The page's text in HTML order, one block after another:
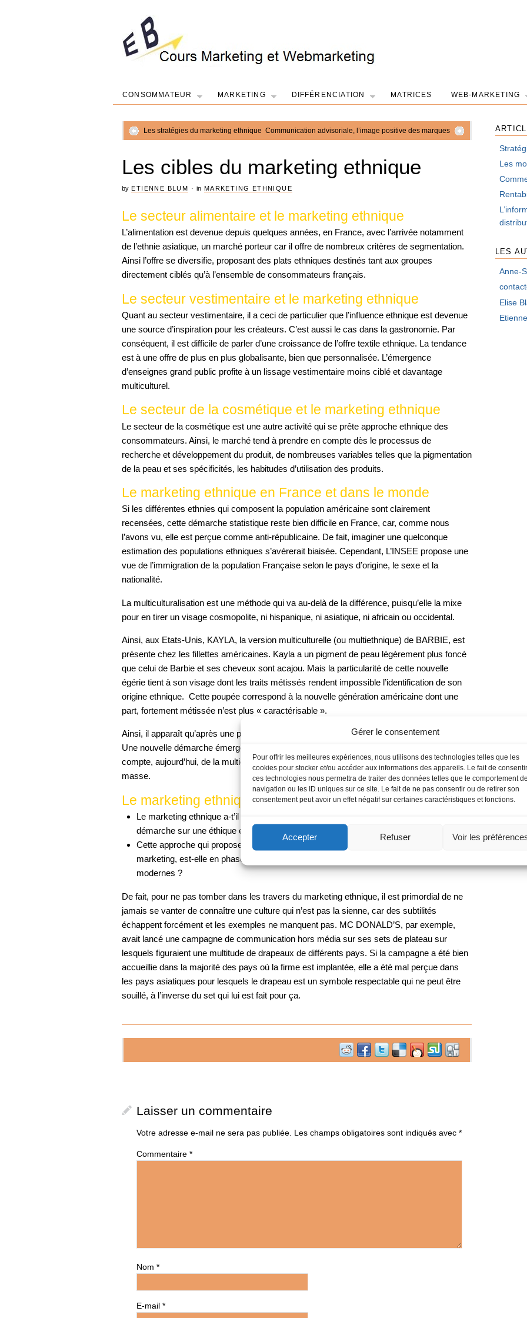
Gérer le consentement
Pour offrir les meilleures expériences, nous utilisons des technologies telles que les
cookies pour stocker et/ou accéder aux informations des appareils. Le fait de
ces technologies nous permettra de traiter des données telles que le comportement
navigation ou les ID uniques sur ce site. Le fait de ne pas consentir ou de retirer son
consentement peut avoir un effet négatif sur certaines caractéristiques et fonctions.
Accepter Refuser Voir les
CONSOMMATEUR MARKETING DIFFÉRENCIATION MATRICES WEB-MARKETING
Les stratégies du marketing ethnique Communication advisoriale, l’image positive des marques
Les cibles du marketing ethnique
by ETIENNE BLUM ·in MARKETING ETHNIQUE
Le secteur alimentaire et le marketing ethnique
L’alimentation est devenue depuis quelques années, en France, avec l’arrivée notamment
de l’ethnie asiatique, un marché porteur car il offre de nombreux critères de segmentation.
Ainsi l’offre se diversifie, proposant des plats ethniques destinés tant aux groupes
directement ciblés qu’à l’ensemble de consommateurs français.
Le secteur vestimentaire et le marketing ethnique
Quant au secteur vestimentaire, il a ceci de particulier que l’influence ethnique est devenue
une source d’inspiration pour les créateurs. C’est aussi le cas dans la gastronomie. Par
conséquent, il est difficile de parler d’une croissance de l’offre textile ethnique. La tendance
est à une offre de plus en plus globalisante, bien que personnalisée. L’émergence
d’enseignes grand public profite à un lissage vestimentaire moins ciblé et davantage
multiculturel.
Le secteur de la cosmétique et le marketing ethnique
Le secteur de la cosmétique est une autre activité qui se prête approche ethnique des
consommateurs. Ainsi, le marché tend à prendre en compte dès le processus de
recherche et développement du produit, de nombreuses variables telles que la pigmentation
de la peau et ses spécificités, les habitudes d’utilisation des produits.
Le marketing ethnique en France et dans le monde
Si les différentes ethnies qui composent la population américaine sont clairement
recensées, cette démarche statistique reste bien difficile en France, car, comme nous
l’avons vu, elle est perçue comme anti-républicaine. De fait, imaginer une quelconque
estimation des populations ethniques s’avérerait biaisée. Cependant, L’INSEE propose une
vue de l’immigration de la population Française selon le pays d’origine, le sexe et la
nationalité.
La multiculturalisation est une méthode qui va au-delà de la différence, puisqu’elle la mixe
pour en tirer un visage cosmopolite, ni hispanique, ni asiatique, ni africain ou occidental.
Ainsi, aux Etats-Unis, KAYLA, la version multiculturelle (ou multiethnique) de BARBIE, est
présente chez les fillettes américaines. Kayla a un pigment de peau légèrement plus foncé
que celui de Barbie et ses cheveux sont acajou. Mais la particularité de cette nouvelle
égérie tient à son visage dont les traits métissés rendent impossible l’identification de son
origine ethnique. Cette poupée correspond à la nouvelle génération américaine dont une
part, fortement métissée n’est plus « caractérisable ».
Ainsi, il apparaît qu’après une période de forte segmentation suivant des critères ethniques.
Une nouvelle démarche émerge aux Etats-Unis, à nouveau plus globalisante, mais qui tient
compte, aujourd’hui, de la multiculturalisation : l’objectif est de généraliser le marketing de
masse.
Le marketing ethnique soulève deux grandes questions :
Le marketing ethnique a-t’il pour seul but de commercer davantage en fondant sa
démarche sur une éthique égalitaire des ethnies et des cultures ?
Cette approche qui propose, au-delà de la segmentation, un message médiatique et
marketing, est-elle en phase avec une perspective réaliste de nos sociétés post-
modernes ?
De fait, pour ne pas tomber dans les travers du marketing ethnique, il est primordial de ne
jamais se vanter de connaître une culture qui n’est pas la sienne, car des subtilités
échappent forcément et les exemples ne manquent pas. MC DONALD’S, par exemple,
avait lancé une campagne de communication hors média sur ses sets de plateau sur
lesquels figuraient une multitude de drapeaux de différents pays. Si la campagne a été bien
accueillie dans la majorité des pays où la firme est implantée, elle a été mal perçue dans
les pays asiatiques pour lesquels le drapeau est un symbole respectable qui ne peut être
souillé, à l’inverse du set qui lui est fait pour ça.
Laisser un commentaire
Votre adresse e-mail ne sera pas publiée. Les champs obligatoires sont indiqués avec *
Commentaire *
Nom *
E-mail *
Les
LES
Anne-
Elise